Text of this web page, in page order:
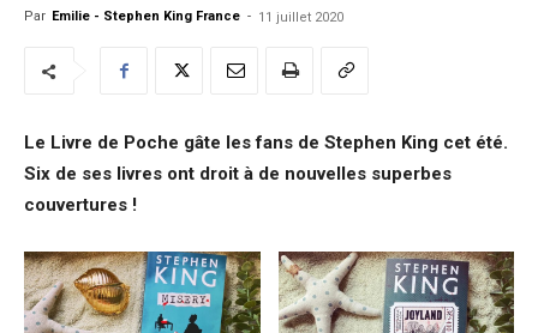
Par Emilie - Stephen King France - 11 juillet 2020
Le Livre de Poche gâte les fans de Stephen King cet été.
Six de ses livres ont droit à de nouvelles superbes
couvertures !